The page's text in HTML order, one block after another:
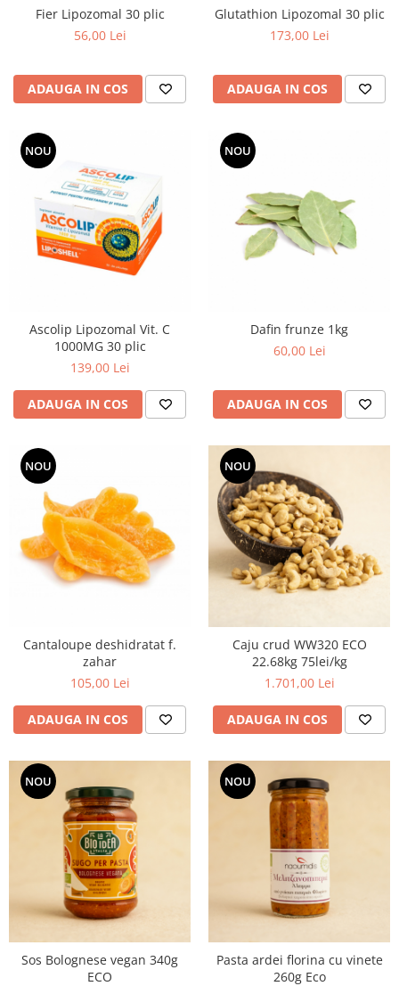
Fier Lipozomal 30 plic
56,00 Lei
ADAUGA IN COS
Glutathion Lipozomal 30 plic
173,00 Lei
ADAUGA IN COS
NOU
Ascolip Lipozomal Vit. C
1000MG 30 plic
139,00 Lei
ADAUGA IN COS
NOU
Dafin frunze 1kg
60,00 Lei
ADAUGA IN COS
NOU
Cantaloupe deshidratat f.
zahar
105,00 Lei
ADAUGA IN COS
NOU
Caju crud WW320 ECO
22.68kg 75lei/kg
1.701,00 Lei
ADAUGA IN COS
NOU
Sos Bolognese vegan 340g
ECO
NOU
Pasta ardei florina cu vinete
260g Eco